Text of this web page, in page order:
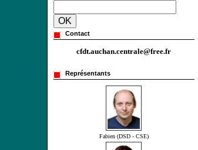
Contact
cfdt.auchan.centrale@free.fr
Représentants
Fabien (DSD - CSE)